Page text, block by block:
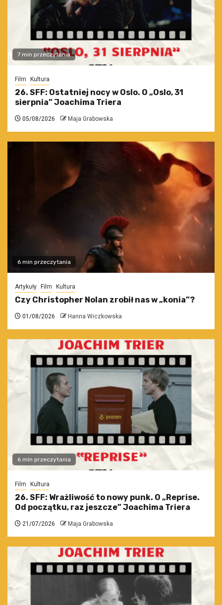
7 min przeczytania
Film Kultura
26. SFF: Ostatniej nocy w Oslo. O „Oslo, 31
sierpnia” Joachima Triera
05/08/2026 Maja Grabowska
6 min przeczytania
Artykuły Film Kultura
Czy Christopher Nolan zrobił nas w „konia”?
01/08/2026 Hanna Wiczkowska
6 min przeczytania
Film Kultura
26. SFF: Wrażliwość to nowy punk. O „Reprise.
Od początku, raz jeszcze” Joachima Triera
21/07/2026 Maja Grabowska